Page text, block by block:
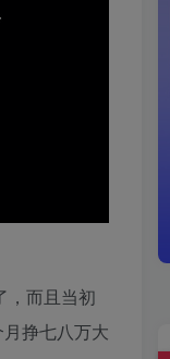
，而且当初
挣七八万大